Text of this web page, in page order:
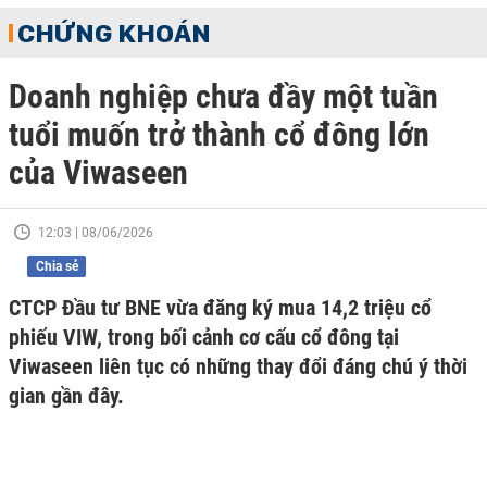
CHỨNG KHOÁN
Doanh nghiệp chưa đầy một tuần
tuổi muốn trở thành cổ đông lớn
của Viwaseen
12:03 | 08/06/2026
Chia sẻ
CTCP Đầu tư BNE vừa đăng ký mua 14,2 triệu cổ
phiếu VIW, trong bối cảnh cơ cấu cổ đông tại
Viwaseen liên tục có những thay đổi đáng chú ý thời
gian gần đây.